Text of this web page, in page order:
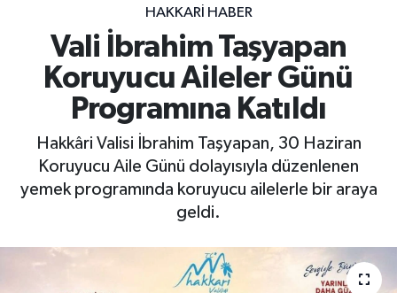
HAKKARI HABER
Vali İbrahim Taşyapan
Koruyucu Aileler Günü
Programına Katıldı
Hakkâri Valisi İbrahim Taşyapan, 30 Haziran
Koruyucu Aile Günü dolayısıyla düzenlenen
yemek programında koruyucu ailelerle bir araya
geldi.
ÇOCUK
DOĞA
DÜNYA
EĞİTİM
GÜNDEM
Hakkari Namaz Vakitleri
Hakkâri Trafik Yoğunluk Haritası
Süper Lig Puan Durumu ve Fikstür
Tüm Manşetler
Son Dakika Haberleri
Haber Arşivi